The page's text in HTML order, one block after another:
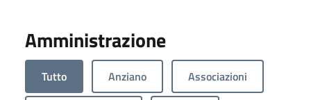
Amministrazione
Tutto Anziano Associazioni